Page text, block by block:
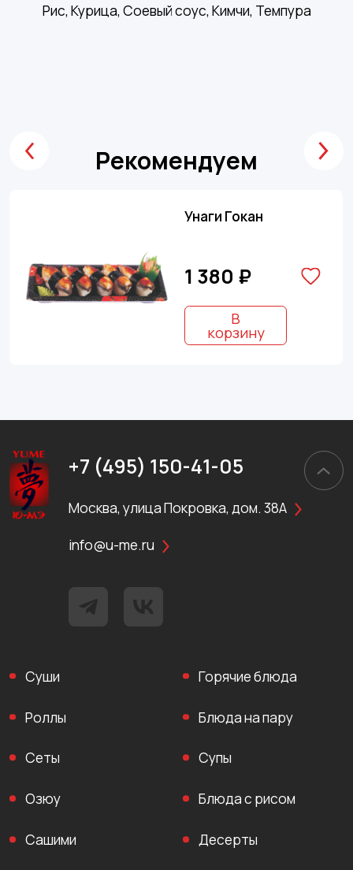
Рис, Курица, Соевый соус, Кимчи, Темпура
Рекомендуем
Унаги Гокан
1 380 ₽
В
корзину
+7 (495) 150-41-05
Москва, улица Покровка, дом. 38А
info@u-me.ru
Суши
Роллы
Сеты
Озюу
Сашими
Горячие блюда
Блюда на пару
Супы
Блюда с рисом
Десерты